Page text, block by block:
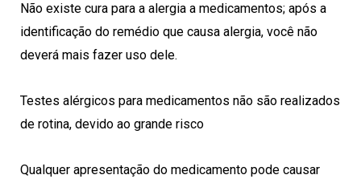
Não existe cura para a alergia a medicamentos; após a
identificação do remédio que causa alergia, você não
deverá mais fazer uso dele.
Testes alérgicos para medicamentos não são realizados
de rotina, devido ao grande risco
Qualquer apresentação do medicamento pode causar